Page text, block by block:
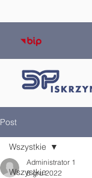
Post
Wszystkie
Wszystkie
Administrator 1
8 gru 2022